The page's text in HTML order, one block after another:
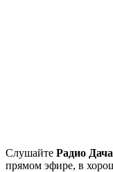
Cлушайте Радио Дача
прямом эфире, в